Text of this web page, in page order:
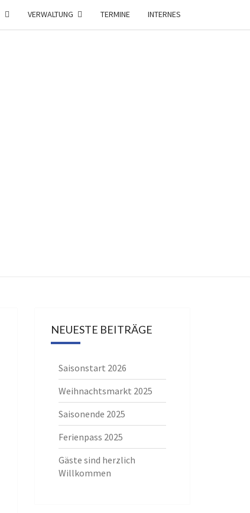
VERWALTUNG TERMINE INTERNES
NEUESTE BEITRÄGE
Saisonstart 2026
Weihnachtsmarkt 2025
Saisonende 2025
Ferienpass 2025
Gäste sind herzlich
Willkommen